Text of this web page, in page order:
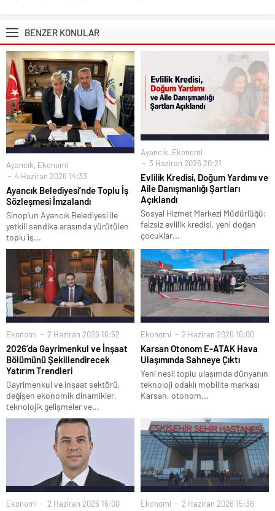
BENZER KONULAR
Ayancık, Ekonomi
4 Haziran 2026 14:33
Ayancık Belediyesi’nde Toplu İş
Sözleşmesi İmzalandı
Sinop'un Ayancık Belediyesi ile
yetkili sendika arasında yürütülen
toplu iş...
Ayancık, Ekonomi
3 Haziran 2026 20:21
Evlilik Kredisi, Doğum Yardımı ve
Aile Danışmanlığı Şartları
Açıklandı
Sosyal Hizmet Merkezi Müdürlüğü;
faizsiz evlilik kredisi, yeni doğan
çocuklar...
Ekonomi 2 Haziran 2026 16:52
2026’da Gayrimenkul ve İnşaat
Bölümünü Şekillendirecek
Yatırım Trendleri
Gayrimenkul ve inşaat sektörü,
değişen ekonomik dinamikler,
teknolojik gelişmeler ve...
Ekonomi 2 Haziran 2026 16:00
Karsan Otonom E-ATAK Hava
Ulaşımında Sahneye Çıktı
Yeni nesil toplu ulaşımda dünyanın
teknoloji odaklı mobilite markası
Karsan, otonom...
Ekonomi 2 Haziran 2026 16:00 Ekonomi 2 Haziran 2026 15:36